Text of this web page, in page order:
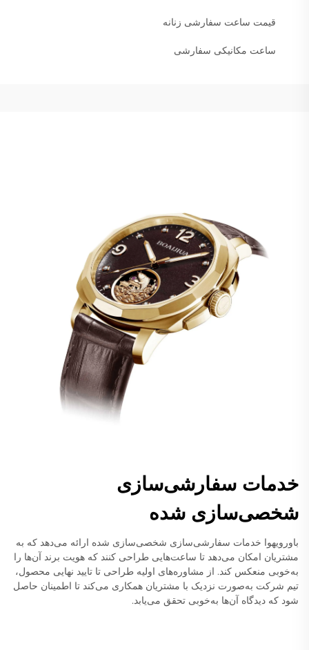
قیمت ساعت سفارشی زنانه
ساعت مکانیکی سفارشی
خدمات سفارشی‌سازی
شخصی‌سازی شده
باورویهوا خدمات سفارشی‌سازی شخصی‌سازی شده ارائه می‌دهد که به
مشتریان امکان می‌دهد تا ساعت‌هایی طراحی کنند که هویت برند آن‌ها را
به‌خوبی منعکس کند. از مشاوره‌های اولیه طراحی تا تایید نهایی محصول،
تیم شرکت به‌صورت نزدیک با مشتریان همکاری می‌کند تا اطمینان حاصل
شود که دیدگاه آن‌ها به‌خوبی تحقق می‌یابد.